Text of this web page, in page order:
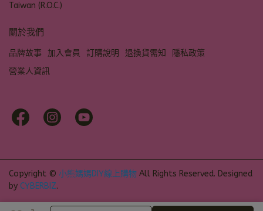
Taiwan (R.O.C.)
關於我們
品牌故事 加入會員 訂購說明 退換貨需知
隱私政策
營業人資訊
Copyright © 小熊媽媽DIY線上購物 All Rights Reserved. Designed
by CYBERBIZ.